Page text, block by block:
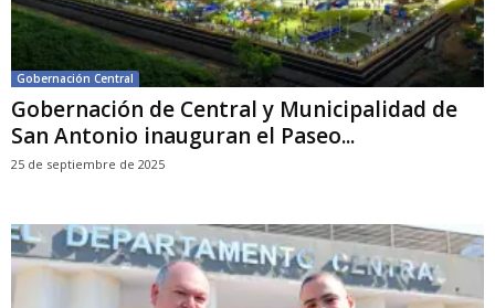
Gobernación Central
Gobernación de Central y Municipalidad de
San Antonio inauguran el Paseo...
25 de septiembre de 2025